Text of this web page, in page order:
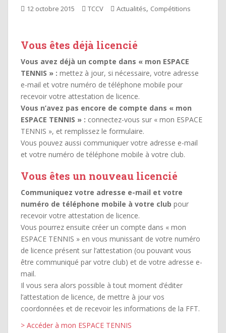
12 octobre 2015 TCCV Actualités, Compétitions
Vous êtes déjà licencié
Vous avez déjà un compte dans « mon ESPACE
TENNIS » : mettez à jour, si nécessaire, votre adresse
e-mail et votre numéro de téléphone mobile pour
recevoir votre attestation de licence.
Vous n’avez pas encore de compte dans « mon
ESPACE TENNIS » : connectez-vous sur « mon ESPACE
TENNIS », et remplissez le formulaire.
Vous pouvez aussi communiquer votre adresse e-mail
et votre numéro de téléphone mobile à votre club.
Vous êtes un nouveau licencié
Communiquez votre adresse e-mail et votre
numéro de téléphone mobile à votre club pour
recevoir votre attestation de licence.
Vous pourrez ensuite créer un compte dans « mon
ESPACE TENNIS » en vous munissant de votre numéro
de licence présent sur l’attestation (ou pouvant vous
être communiqué par votre club) et de votre adresse e-
mail.
Il vous sera alors possible à tout moment d’éditer
l’attestation de licence, de mettre à jour vos
coordonnées et de recevoir les informations de la FFT.
> Accéder à mon ESPACE TENNIS